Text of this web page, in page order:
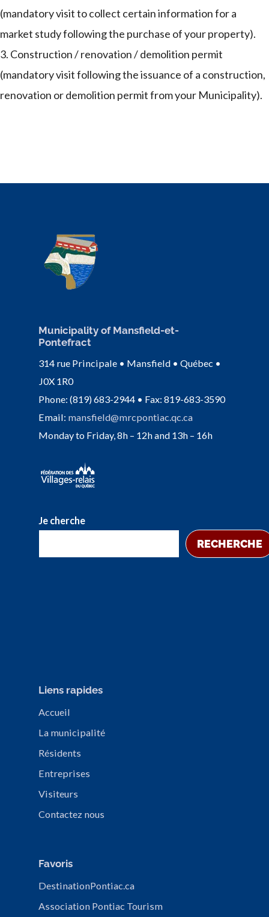
(mandatory visit to collect certain information for a
market study following the purchase of your property).
Construction / renovation / demolition permit
(mandatory visit following the issuance of a construction,
renovation or demolition permit from your Municipality).
Municipality of Mansfield-et-
Pontefract
314 rue Principale • Mansfield • Québec •
J0X 1R0
Phone: (819) 683-2944 • Fax: 819-683-3590
Email: mansfield@mrcpontiac.qc.ca
Monday to Friday, 8h – 12h and 13h – 16h
Je cherche
RECHERCHE
Liens rapides
Accueil
La municipalité
Résidents
Entreprises
Visiteurs
Contactez nous
Favoris
DestinationPontiac.ca
Association Pontiac Tourism